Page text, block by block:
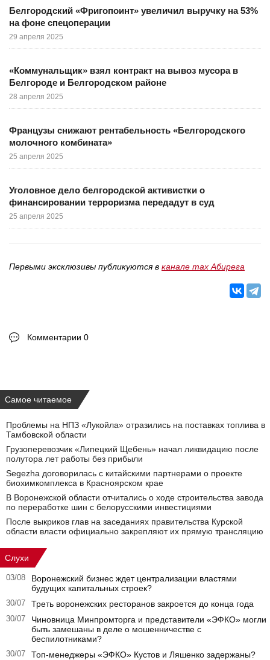
Белгородский «Фригопоинт» увеличил выручку на 53%
на фоне спецоперации
29 апреля 2025
«Коммунальщик» взял контракт на вывоз мусора в
Белгороде и Белгородском районе
28 апреля 2025
Французы снижают рентабельность «Белгородского
молочного комбината»
25 апреля 2025
Уголовное дело белгородской активистки о
финансировании терроризма передадут в суд
25 апреля 2025
Первыми эксклюзивы публикуются в канале max Абирега
Комментарии 0
Самое читаемое
Проблемы на НПЗ «Лукойла» отразились на поставках топлива в
Тамбовской области
Грузоперевозчик «Липецкий Щебень» начал ликвидацию после
полутора лет работы без прибыли
Segezha договорилась с китайскими партнерами о проекте
биохимкомплекса в Красноярском крае
В Воронежской области отчитались о ходе строительства завода
по переработке шин с белорусскими инвестициями
После выкриков глав на заседаниях правительства Курской
области власти официально закрепляют их прямую трансляцию
Слухи
03/08
Воронежский бизнес ждет централизации властями
будущих капитальных строек?
30/07 Треть воронежских ресторанов закроется до конца года
30/07
Чиновница Минпромторга и представители «ЭФКО» могли
быть замешаны в деле о мошенничестве с
беспилотниками?
30/07 Топ-менеджеры «ЭФКО» Кустов и Ляшенко задержаны?